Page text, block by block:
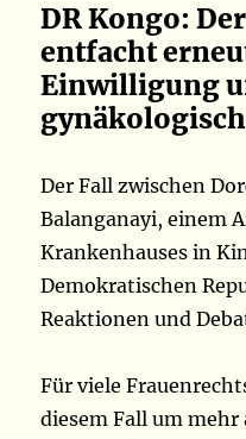
DR Kongo:
entfacht
Einwilligung
Der Fall zwischen
Balanganayi, einem
Krankenhauses in
Demokratischen
Reaktionen und
Für viele
diesem Fall um